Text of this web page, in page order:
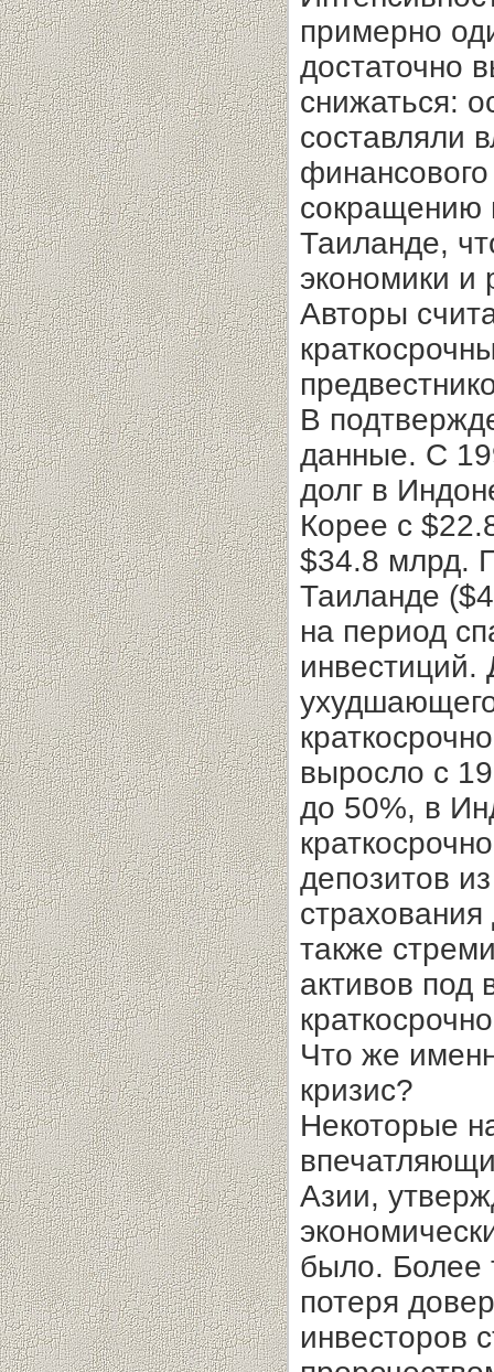
примерно
достаточно
снижаться:
составляли
сокращению
Таиланде,
экономики и
Авторы
В
данные. С
долг в
Корее с
$34.8 млрд.
Таиланде
на период
инвестиций.
выросло с
до 50%, в
депозитов
также
активов под
Что же
кризис?
Некоторые
Азии,
было. Более
потеря
инвесторов